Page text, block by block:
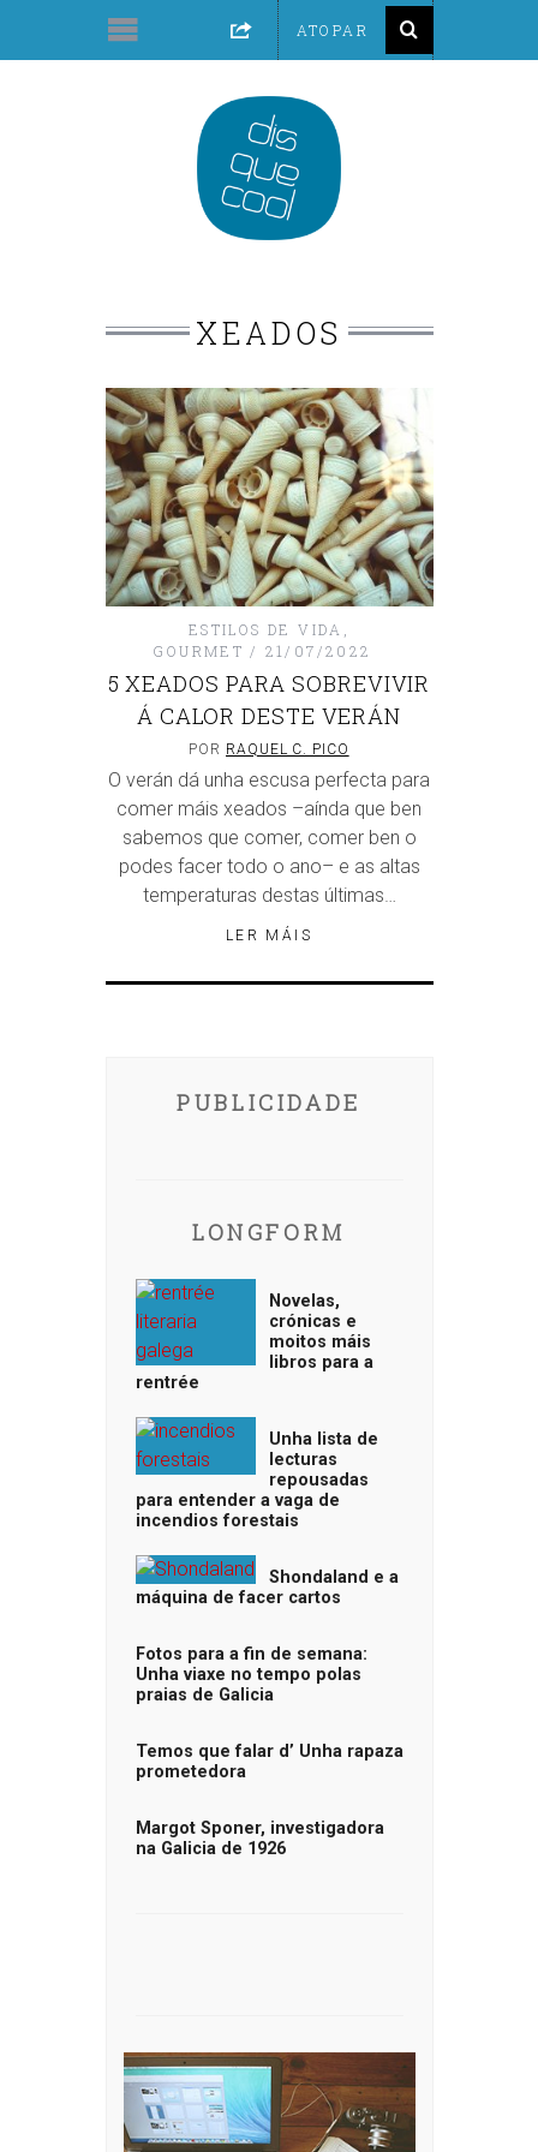
XEADOS
ESTILOS DE VIDA
GOURMET
21/07/2022
5 XEADOS PARA SOBREVIVIR
Á CALOR DESTE VERÁN
POR RAQUEL C. PICO
O verán dá unha escusa perfecta para
comer máis xeados –aínda que ben
sabemos que comer, comer ben o
podes facer todo o ano– e as altas
temperaturas destas últimas…
LER MÁIS
PUBLICIDADE
LONGFORM
Novelas,
crónicas e
moitos máis
libros para a
rentrée
Unha lista de
lecturas
repousadas
para entender a vaga de
incendios forestais
Shondaland e a
máquina de facer cartos
Fotos para a fin de semana:
Unha viaxe no tempo polas
praias de Galicia
Temos que falar d’ Unha rapaza
prometedora
Margot Sponer, investigadora
na Galicia de 1926